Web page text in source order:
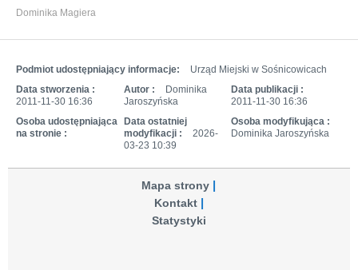
Dominika Magiera
Podmiot udostępniający informacje:
Urząd Miejski w Sośnicowicach
Data stworzenia :
2011-11-30 16:36
Autor :
Dominika
Jaroszyńska
Data publikacji :
2011-11-30 16:36
Osoba udostępniająca
na stronie :
Data ostatniej
modyfikacji :
2026-
03-23 10:39
Osoba modyfikująca :
Dominika Jaroszyńska
Mapa strony
Kontakt
Statystyki